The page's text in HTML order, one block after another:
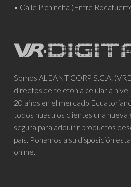
• Calle Pichincha (Entre
Somos ALEANT CORP S.C.A.
directos de telefonía celular a nivel
20 años en el mercado
todos nuestros clientes una nueva
segura para adquirir productos
país. Ponemos a su disposición
online.